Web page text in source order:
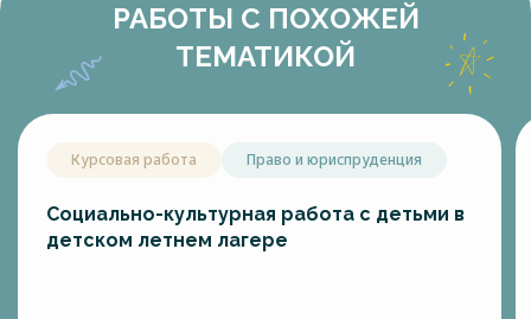
РАБОТЫ С ПОХОЖЕЙ
ТЕМАТИКОЙ
Курсовая работа Право и юриспруденция
Социально-культурная работа с детьми в
детском летнем лагере